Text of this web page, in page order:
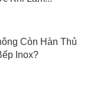
Còn Hàn Thủ
Inox?